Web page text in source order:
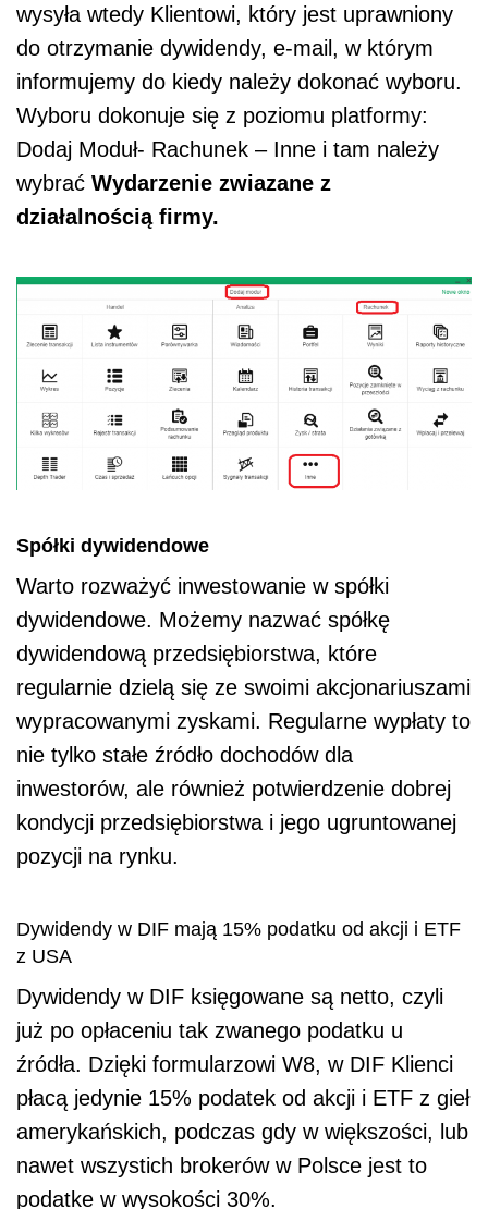
wysyła wtedy Klientowi, który jest uprawniony
do otrzymanie dywidendy, e-mail, w którym
informujemy do kiedy należy dokonać wyboru.
Wyboru dokonuje się z poziomu platformy:
Dodaj Moduł- Rachunek – Inne i tam należy
wybrać Wydarzenie zwiazane z
działalnością firmy.
Spółki dywidendowe
Warto rozważyć inwestowanie w spółki
dywidendowe. Możemy nazwać spółkę
dywidendową przedsiębiorstwa, które
regularnie dzielą się ze swoimi akcjonariuszami
wypracowanymi zyskami. Regularne wypłaty to
nie tylko stałe źródło dochodów dla
inwestorów, ale również potwierdzenie dobrej
kondycji przedsiębiorstwa i jego ugruntowanej
pozycji na rynku.
Dywidendy w DIF mają 15% podatku od akcji i ETF
z USA
Dywidendy w DIF księgowane są netto, czyli
już po opłaceniu tak zwanego podatku u
źródła. Dzięki formularzowi W8, w DIF Klienci
płacą jedynie 15% podatek od akcji i ETF z gieł
amerykańskich, podczas gdy w większości, lub
nawet wszystich brokerów w Polsce jest to
podatke w wysokości 30%.